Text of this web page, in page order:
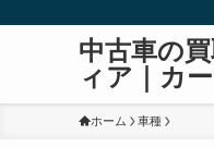
中古車の
ィア｜カ
ホーム 車種